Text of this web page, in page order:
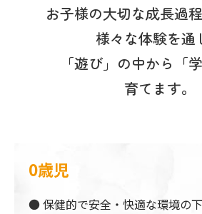
プライバシーポリシー サイト
サイトマップ ニチイ学館オ
お子様の大切な成長過程
様々な体験を通
「遊び」の中から「
育てます。
0歳児
保健的で安全・快適な環境の下